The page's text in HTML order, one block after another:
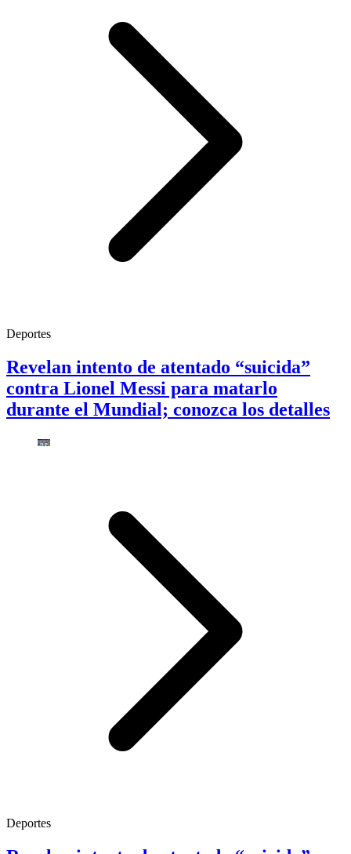
Deportes
Revelan intento de atentado “suicida”
contra Lionel Messi para matarlo
durante el Mundial; conozca los detalles
Deportes